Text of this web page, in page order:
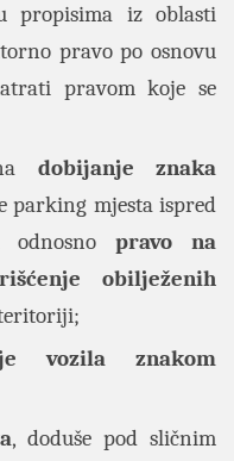
propisima iz oblasti
pravo po osnovu
pravom koje se
dobijanje znaka
parking mjesta ispred
odnosno pravo na
obilježenih
vozila znakom
, doduše pod sličnim